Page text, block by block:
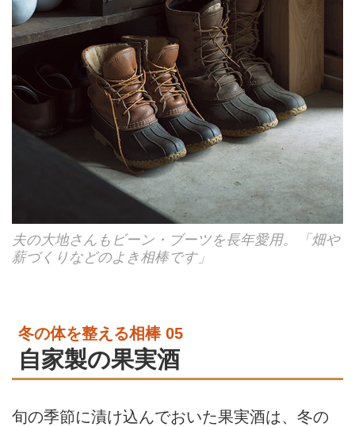
夫の大地さんもビーン・ブーツを長年愛用。「畑や
薪づくりなどのよき相棒です」
冬の体を整える相棒 05
自家製の果実酒
旬の季節に漬け込んでおいた果実酒は、冬の